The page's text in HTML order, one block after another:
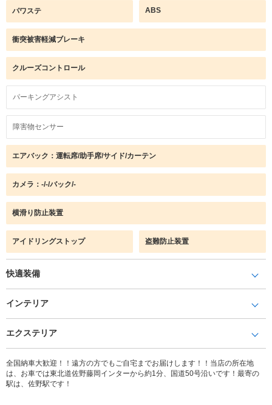
パワステ ABS
衝突被害軽減ブレーキ
クルーズコントロール
パーキングアシスト
障害物センサー
エアバック：運転席/助手席/サイド/カーテン
カメラ：-/-/バック/-
横滑り防止装置
アイドリングストップ 盗難防止装置
快適装備
インテリア
エクステリア
全国納車大歓迎！！遠方の方でもご自宅までお届けします！！当店の所在地
は、お車では東北道佐野藤岡インターから約1分、国道50号沿いです！最寄の
駅は、佐野駅です！